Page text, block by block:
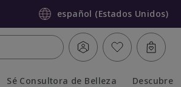
español (Estados Unidos)
Sé Consultora de Belleza Descubre